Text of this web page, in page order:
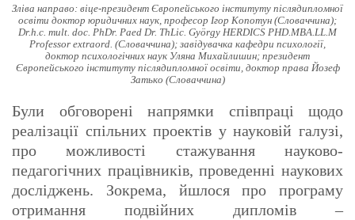
Зліва направо: віце-президент Європейського інституту післядипломної
освіти доктор юридичних наук, професор Ігор Копотун (Словаччина);
Dr.h.c. mult. doc. PhDr. Paed Dr. ThLic. György HERDICS PHD.MBA.LL.M
Professor extraord. (Словаччина); завідувачка кафедри психології,
доктор психологічних наук Уляна Михайлишин; президент
Європейського інституту післядипломної освіти, доктор права Йозеф
Затько (Словаччина)
Були обговорені напрямки співпраці щодо
реалізації спільних проектів у науковій галузі,
про можливості стажування науково-
педагогічних працівників, проведенні наукових
досліджень. Зокрема, йшлося про програму
отримання подвійних дипломів –